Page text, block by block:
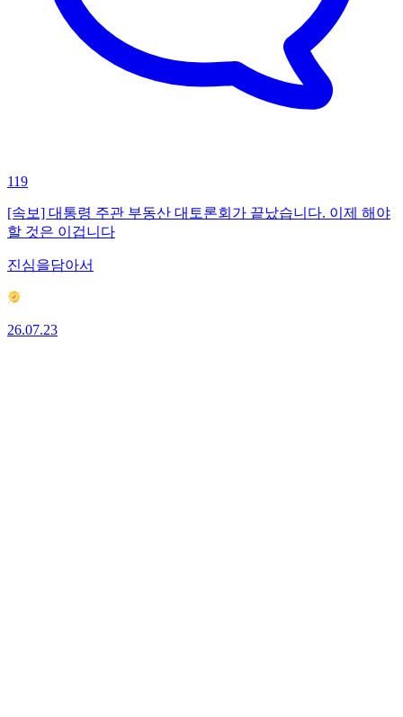
119
[속보] 대통령 주관 부동산 대토론회가 끝났습니다. 이제 해야
할 것은 이겁니다
진심을담아서
26.07.23